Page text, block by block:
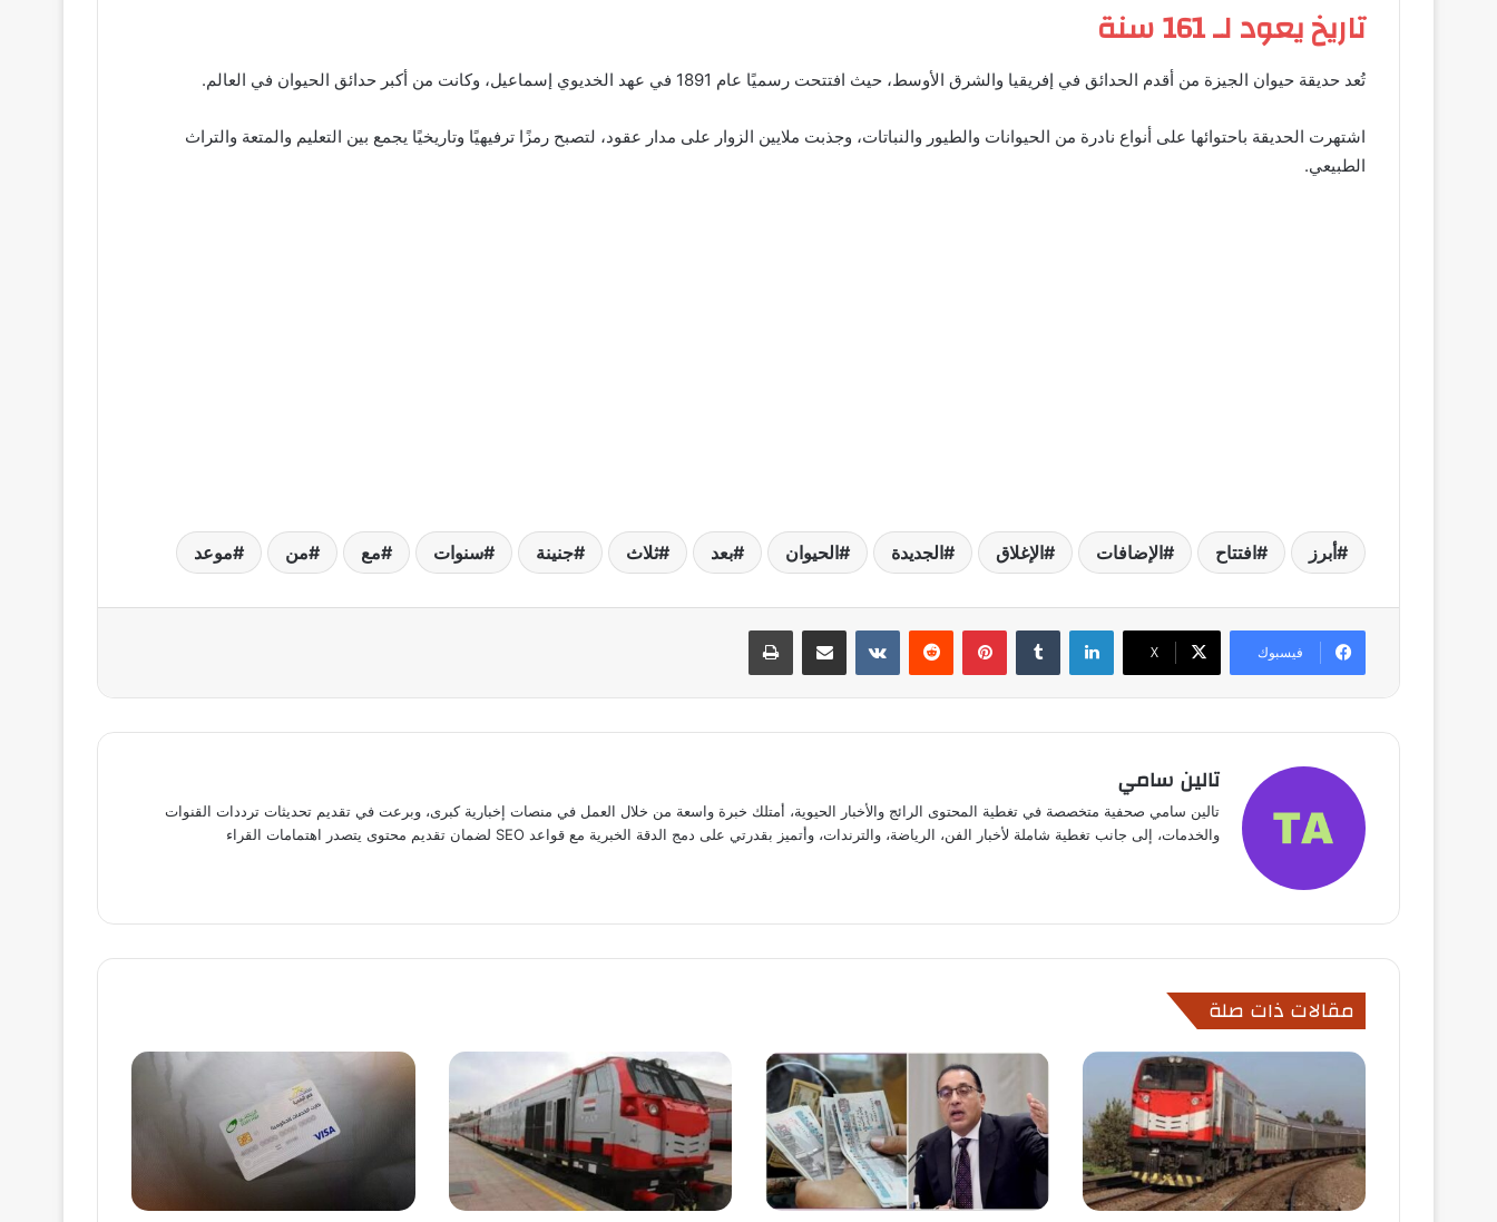
تاريخ يعود لـ 161 سنة
تُعد حديقة حيوان الجيزة من أقدم الحدائق في إفريقيا والشرق الأوسط، حيث افتتحت رسميًا عام 1891 في عهد الخديوي إسماعيل، وكانت من أكبر حدائق الحيوان في العالم.
اشتهرت الحديقة باحتوائها على أنواع نادرة من الحيوانات والطيور والنباتات، وجذبت ملايين الزوار على مدار عقود، لتصبح رمزًا ترفيهيًا وتاريخيًا يجمع بين التعليم والمتعة والتراث
الطبيعي.
أبرز افتتاح الإضافات الإغلاق الجديدة الحيوان بعد ثلاث جنينة سنوات مع من موعد
فيسبوك X
لينكدإن بينتيريست مشاركة عبر البريد طباعة
تالين سامي
تالين سامي صحفية متخصصة في تغطية المحتوى الرائج والأخبار الحيوية، أمتلك خبرة واسعة من خلال العمل في منصات إخبارية كبرى، وبرعت في تقديم تحديثات ترددات القنوات
والخدمات، إلى جانب تغطية شاملة لأخبار الفن، الرياضة، والترندات، وأتميز بقدرتي على دمج الدقة الخبرية مع قواعد SEO لضمان تقديم محتوى يتصدر اهتمامات القراء
مقالات ذات صلة